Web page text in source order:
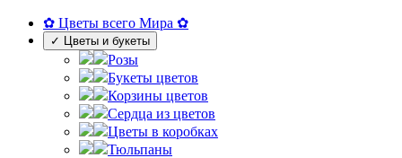
✿ Цветы всего Мира ✿
✓ Цветы и букеты
Розы
Букеты цветов
Корзины цветов
Сердца из цветов
Цветы в коробках
Тюльпаны